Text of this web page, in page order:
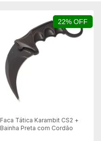
22% OFF
Faca Tática Karambit CS2 +
Bainha Preta com Cordão